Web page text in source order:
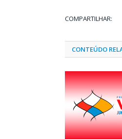
COMPARTILHAR:
CONTEÚDO